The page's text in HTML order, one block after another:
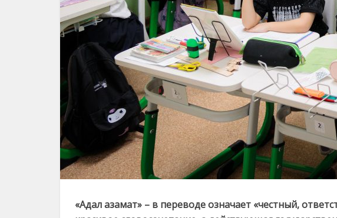
«Адал азамат» – в переводе означает «честный,